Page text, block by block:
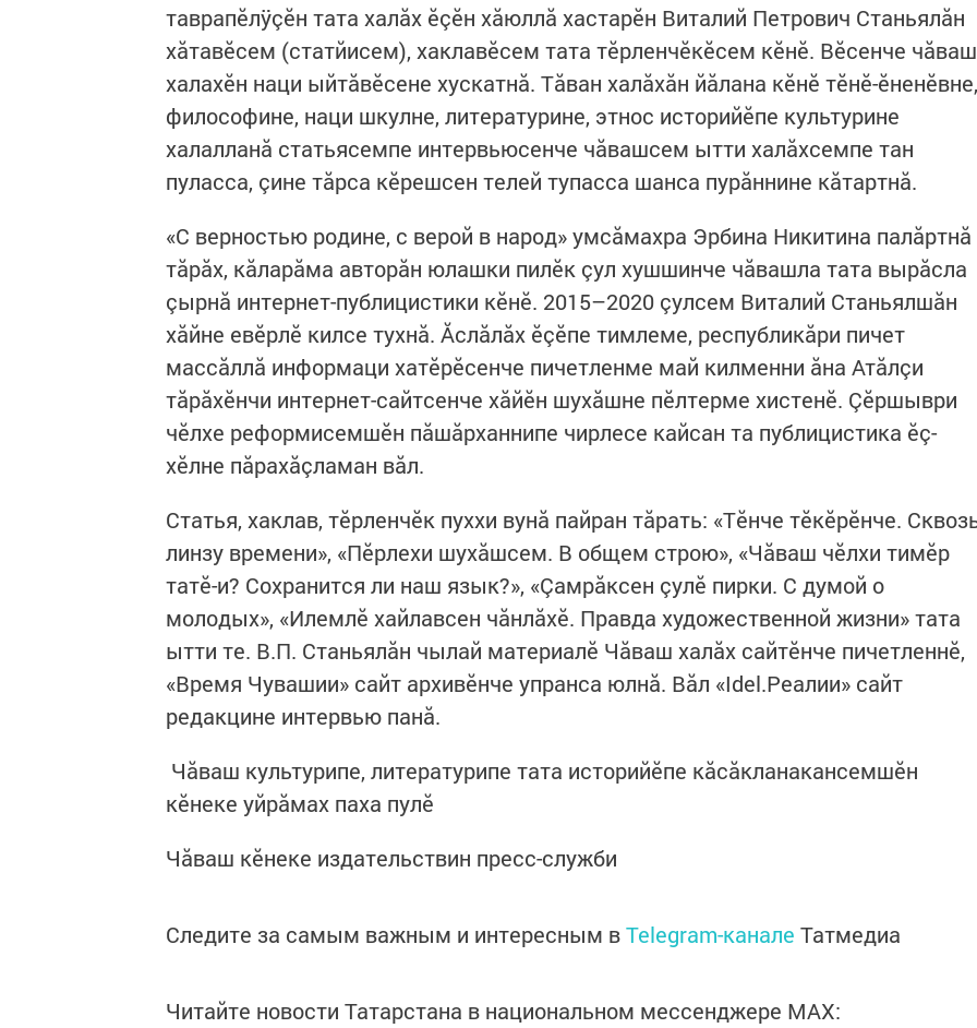
таврапĕлÿçĕн тата халăх ĕçĕн хăюллă хастарĕн Виталий Петрович Станьялăн
хăтавĕсем (статйисем), хаклавĕсем тата тĕрленчĕкĕсем кĕнĕ. Вĕсенче чăваш
халахĕн наци ыйтăвĕсене хускатнă. Тăван халăхăн йăлана кĕнĕ тĕнĕ-ĕненĕвне,
философине, наци шкулне, литературине, этнос историйĕпе культурине
халалланă статьясемпе интервьюсенче чăвашсем ытти халăхсемпе тан
пуласса, çине тăрса кĕрешсен телей тупасса шанса пурăннине кăтартнă.
«С верностью родине, с верой в народ» умсăмахра Эрбина Никитина палăртнă
тăрăх, кăларăма авторăн юлашки пилĕк çул хушшинче чăвашла тата вырăсла
çырнă интернет-публицистики кĕнĕ. 2015–2020 çулсем Виталий Станьялшăн
хăйне евĕрлĕ килсе тухнă. Ăслăлăх ĕçĕпе тимлеме, республикăри пичет
массăллă информаци хатĕрĕсенче пичетленме май килменни ăна Атăлçи
тăрăхĕнчи интернет-сайтсенче хăйĕн шухăшне пĕлтерме хистенĕ. Çĕршыври
чĕлхе реформисемшĕн пăшăрханнипе чирлесе кайсан та публицистика ĕç-
хĕлне пăрахăçламан вăл.
Статья, хаклав, тĕрленчĕк пуххи вунă пайран тăрать: «Тĕнче тĕкĕрĕнче.
линзу времени», «Пĕрлехи шухăшсем. В общем строю», «Чăваш чĕлхи тимĕр
татĕ-и? Сохранится ли наш язык?», «Çамрăксен çулĕ пирки. С думой о
молодых», «Илемлĕ хайлавсен чăнлăхĕ. Правда художественной жизни» тата
ытти те. В.П. Станьялăн чылай материалĕ Чăваш халăх сайтĕнче пичетленнĕ,
«Время Чувашии» сайт архивĕнче упранса юлнă. Вăл «Idel.Реалии» сайт
редакцине интервью панă.
Чăваш культурипе, литературипе тата историйĕпе кăсăкланакансемшĕн
кĕнеке уйрăмах паха пулĕ
Чӑваш кӗнеке издательствин пресс-служби
Следите за самым важным и интересным вTelegram-канале Татмедиа
Читайте новости Татарстана в национальном мессенджере MАХ: